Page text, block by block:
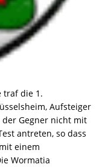
traf die 1.
Aufsteiger
der Gegner nicht mit
antreten, so dass
einem
Wormatia